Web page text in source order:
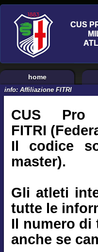
home
info: Affiliazione FITRI
CUS
FITRI
Il codice
master).
Gli atleti
tutte le
Il numero di
anche se